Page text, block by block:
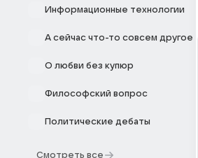
Информационные технологии
А сейчас что-то совсем другое
О любви без купюр
Философский вопрос
Политические дебаты
Смотреть все